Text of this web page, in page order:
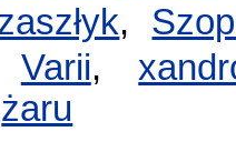
,
Varii,
żaru